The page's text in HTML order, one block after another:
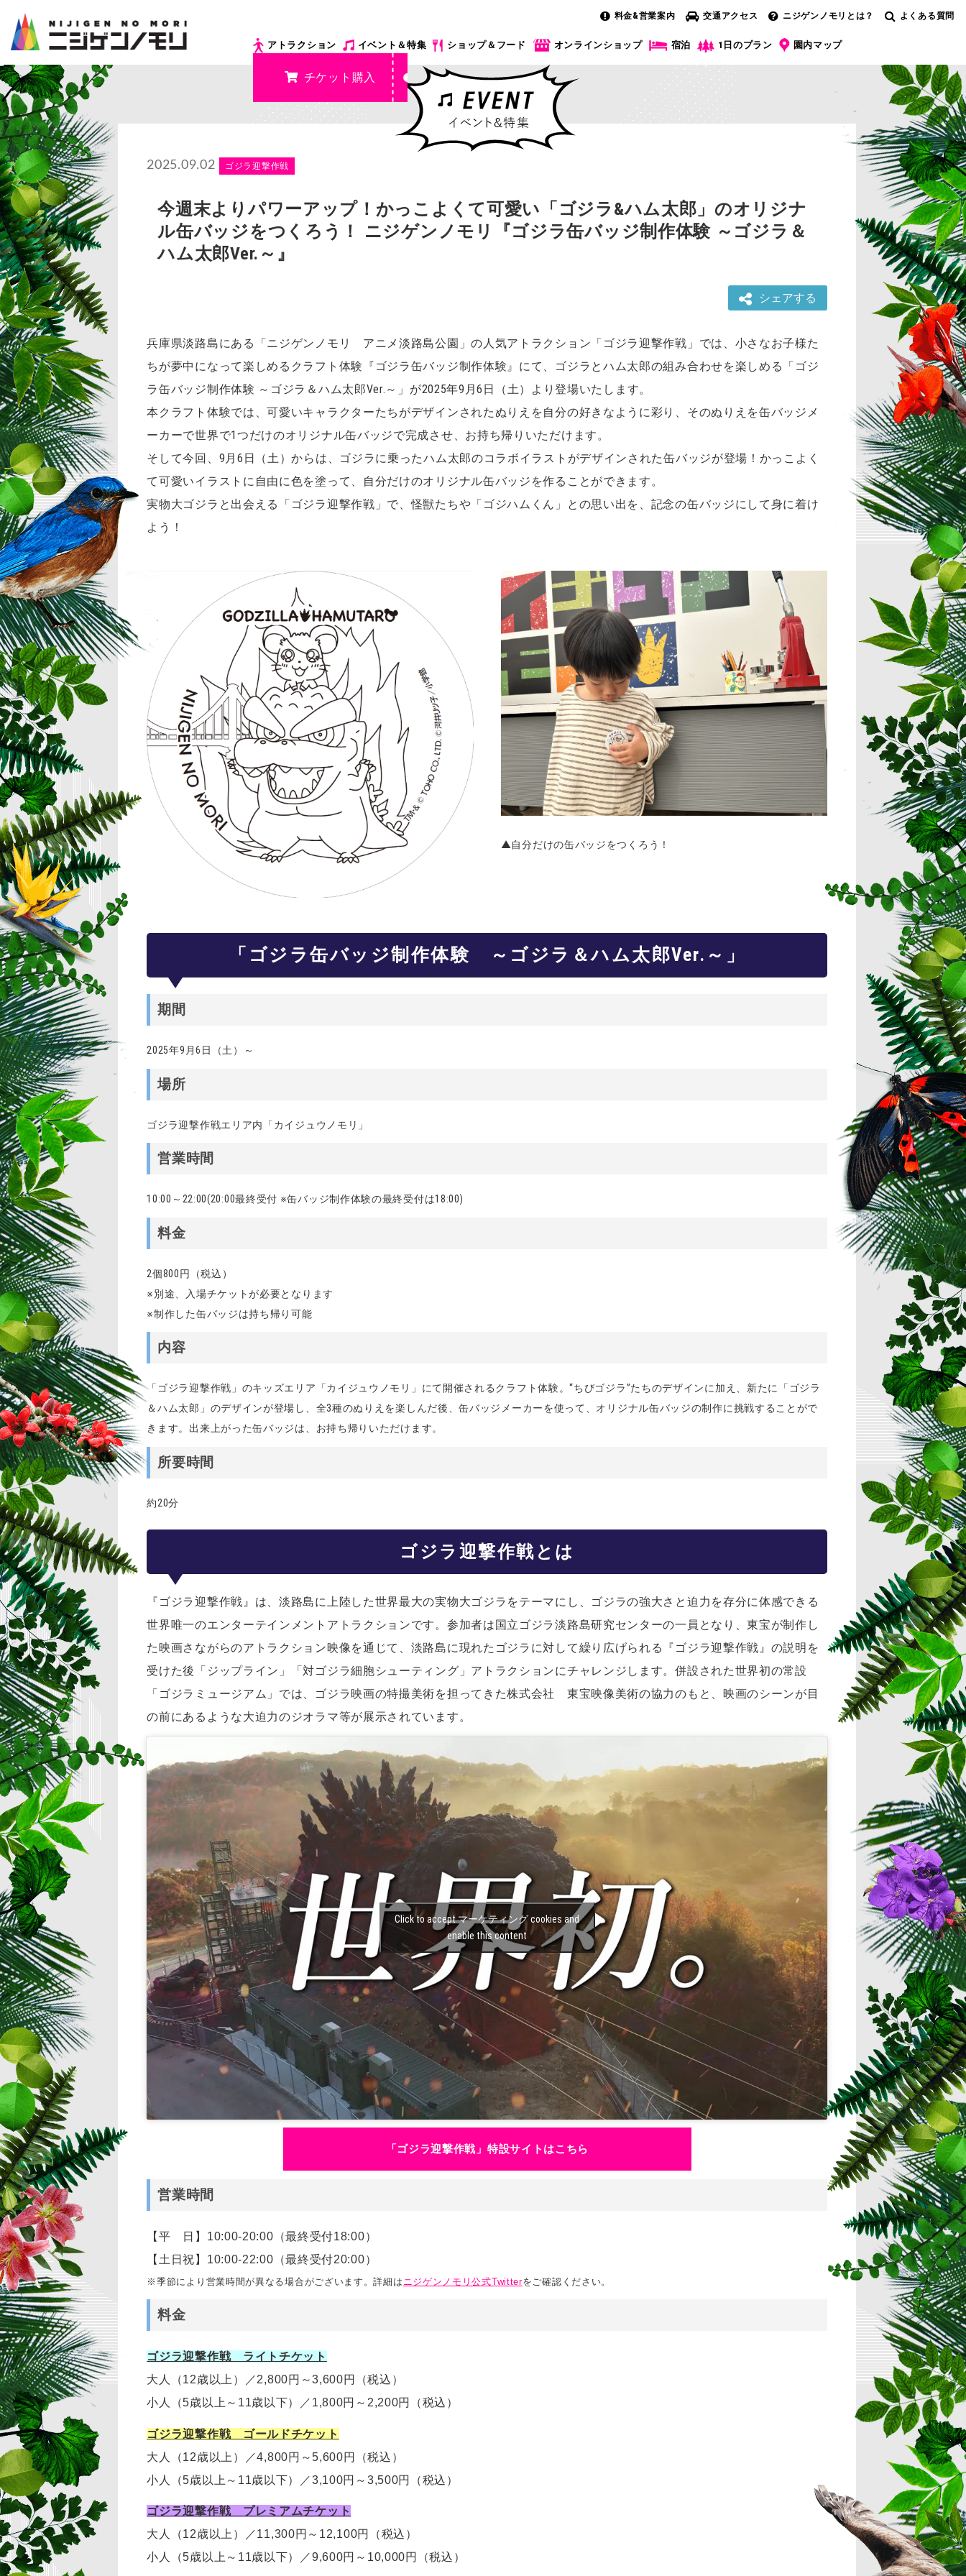
料金&営業案内 交通アクセス ニジゲンノモリとは？ よくある質問
アトラクション イベント＆特集 ショップ＆フード オンラインショップ 宿泊 1日のプラン 園内マップ
チケット購入
2025.09.02 ゴジラ迎撃作戦
今週末よりパワーアップ！かっこよくて可愛い「ゴジラ&ハム太郎」のオリジナ
ル缶バッジをつくろう！ ニジゲンノモリ『ゴジラ缶バッジ制作体験 ～ゴジラ＆
ハム太郎Ver.～』
シェアする
兵庫県淡路島にある「ニジゲンノモリ アニメ淡路島公園」の人気アトラクション「ゴジラ迎撃作戦」では、小さなお子様た
ちが夢中になって楽しめるクラフト体験『ゴジラ缶バッジ制作体験』にて、ゴジラとハム太郎の組み合わせを楽しめる「ゴジ
ラ缶バッジ制作体験 ～ゴジラ＆ハム太郎Ver.～」が2025年9月6日（土）より登場いたします。
本クラフト体験では、可愛いキャラクターたちがデザインされたぬりえを自分の好きなように彩り、そのぬりえを缶バッジメ
ーカーで世界で1つだけのオリジナル缶バッジで完成させ、お持ち帰りいただけます。
そして今回、9月6日（土）からは、ゴジラに乗ったハム太郎のコラボイラストがデザインされた缶バッジが登場！かっこよく
て可愛いイラストに自由に色を塗って、自分だけのオリジナル缶バッジを作ることができます。
実物大ゴジラと出会える「ゴジラ迎撃作戦」で、怪獣たちや「ゴジハムくん」との思い出を、記念の缶バッジにして身に着け
よう！
▲自分だけの缶バッジをつくろう！
「ゴジラ缶バッジ制作体験 ～ゴジラ＆ハム太郎Ver.～」
期間
2025年9月6日（土）～
場所
ゴジラ迎撃作戦エリア内「カイジュウノモリ」
営業時間
10:00～22:00(20:00最終受付 ※缶バッジ制作体験の最終受付は18:00)
料金
2個800円（税込）
※別途、入場チケットが必要となります
※制作した缶バッジは持ち帰り可能
内容
「ゴジラ迎撃作戦」のキッズエリア「カイジュウノモリ」にて開催されるクラフト体験。“ちびゴジラ”たちのデザインに加え、新たに「ゴジラ
＆ハム太郎」のデザインが登場し、全3種のぬりえを楽しんだ後、缶バッジメーカーを使って、オリジナル缶バッジの制作に挑戦することがで
きます。出来上がった缶バッジは、お持ち帰りいただけます。
所要時間
約20分
ゴジラ迎撃作戦とは
『ゴジラ迎撃作戦』は、淡路島に上陸した世界最大の実物大ゴジラをテーマにし、ゴジラの強大さと迫力を存分に体感できる
世界唯一のエンターテインメントアトラクションです。参加者は国立ゴジラ淡路島研究センターの一員となり、東宝が制作し
た映画さながらのアトラクション映像を通じて、淡路島に現れたゴジラに対して繰り広げられる『ゴジラ迎撃作戦』の説明を
受けた後「ジップライン」「対ゴジラ細胞シューティング」アトラクションにチャレンジします。併設された世界初の常設
「ゴジラミュージアム」では、ゴジラ映画の特撮美術を担ってきた株式会社 東宝映像美術の協力のもと、映画のシーンが目
の前にあるような大迫力のジオラマ等が展示されています。
Click to accept マーケティング cookies and
enable this content
「ゴジラ迎撃作戦」特設サイトはこちら
営業時間
【平 日】10:00-20:00（最終受付18:00）
【土日祝】10:00-22:00（最終受付20:00）
※季節により営業時間が異なる場合がございます。詳細は ニジゲンノモリ公式Twitterをご確認ください。
料金
ゴジラ迎撃作戦 ライトチケット
大人（12歳以上）
／2,800円～3,600円
（税込）
小人（5歳以上～11歳以下）
／ 1,800円～2,200円 （税込）
ゴジラ迎撃作戦 ゴールドチケット
大人（12歳以上）
／4,800円～5,600円（税込）
小人（5歳以上～11歳以下）
／3,100円～3,500円 （税込）
ゴジラ迎撃作戦 プレミアムチケット
大人（12歳以上）
／11,300円～12,100円
（税込）
小人（5歳以上～11歳以下）
／9,600円～10,000円 （税込）